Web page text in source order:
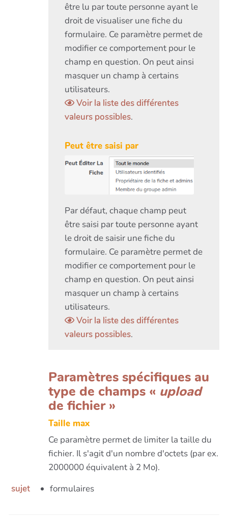
être lu par toute personne ayant le
droit de visualiser une fiche du
formulaire. Ce paramètre permet de
modifier ce comportement pour le
champ en question. On peut ainsi
masquer un champ à certains
utilisateurs.
Voir la liste des différentes
valeurs possibles.
Peut être saisi par
Par défaut, chaque champ peut
être saisi par toute personne ayant
le droit de saisir une fiche du
formulaire. Ce paramètre permet de
modifier ce comportement pour le
champ en question. On peut ainsi
masquer un champ à certains
utilisateurs.
Voir la liste des différentes
valeurs possibles.
Paramètres spécifiques au
type de champs « upload
de fichier »
Taille max
Ce paramètre permet de limiter la taille du
fichier. Il s'agit d'un nombre d'octets (par ex.
2000000 équivalent à 2 Mo).
sujet
formulaires